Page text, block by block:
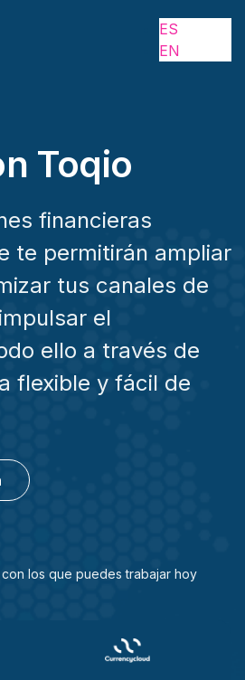
ES
EN
Toqio
financieras
te permitirán ampliar
tus canales de
el
ello a través de
flexible y fácil de
los que puedes trabajar hoy